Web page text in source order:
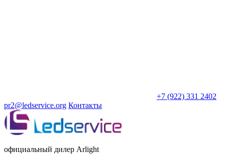
+7 (922) 331 2402
pr2@ledservice.org Контакты
официальный дилер Arlight